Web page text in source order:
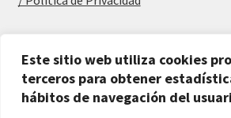
Este sitio web utiliza cookies
terceros para obtener
hábitos de navegación del
Alfombras baratas
Procedencia de las alfombras